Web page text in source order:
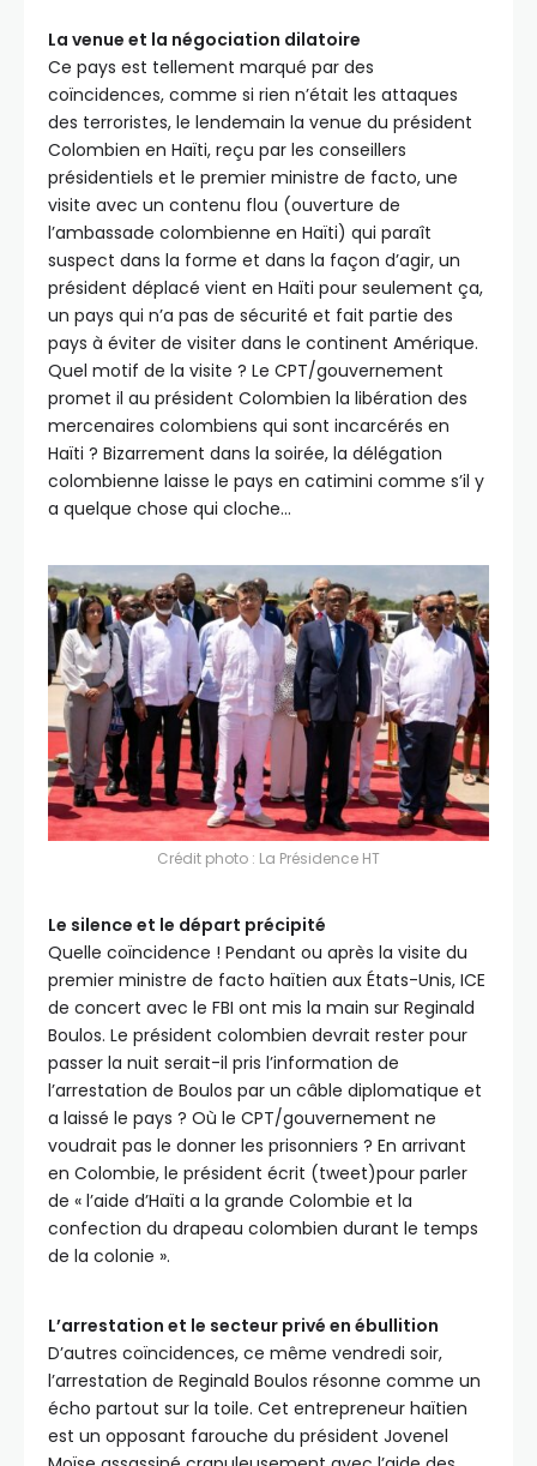
La venue et la négociation dilatoire
Ce pays est tellement marqué par des
coïncidences, comme si rien n’était les attaques
des terroristes, le lendemain la venue du président
Colombien en Haïti, reçu par les conseillers
présidentiels et le premier ministre de facto, une
visite avec un contenu flou (ouverture de
l’ambassade colombienne en Haïti) qui paraît
suspect dans la forme et dans la façon d’agir, un
président déplacé vient en Haïti pour seulement ça,
un pays qui n’a pas de sécurité et fait partie des
pays à éviter de visiter dans le continent Amérique.
Quel motif de la visite ? Le CPT/gouvernement
promet il au président Colombien la libération des
mercenaires colombiens qui sont incarcérés en
Haïti ? Bizarrement dans la soirée, la délégation
colombienne laisse le pays en catimini comme s’il y
a quelque chose qui cloche…
Crédit photo : La Présidence HT
Le silence et le départ précipité
Quelle coïncidence ! Pendant ou après la visite du
premier ministre de facto haïtien aux États-Unis, ICE
de concert avec le FBI ont mis la main sur Reginald
Boulos. Le président colombien devrait rester pour
passer la nuit serait-il pris l’information de
l’arrestation de Boulos par un câble diplomatique et
a laissé le pays ? Où le CPT/gouvernement ne
voudrait pas le donner les prisonniers ? En arrivant
en Colombie, le président écrit (tweet)pour parler
de « l’aide d’Haïti a la grande Colombie et la
confection du drapeau colombien durant le temps
de la colonie ».
L’arrestation et le secteur privé en ébullition
D’autres coïncidences, ce même vendredi soir,
l’arrestation de Reginald Boulos résonne comme un
écho partout sur la toile. Cet entrepreneur haïtien
est un opposant farouche du président Jovenel